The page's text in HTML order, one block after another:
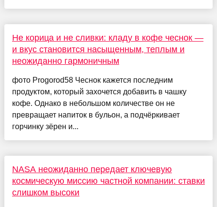
Не корица и не сливки: кладу в кофе чеснок —
и вкус становится насыщенным, теплым и
неожиданно гармоничным
фото Progorod58 Чеснок кажется последним
продуктом, который захочется добавить в чашку
кофе. Однако в небольшом количестве он не
превращает напиток в бульон, а подчёркивает
горчинку зёрен и...
NASA неожиданно передает ключевую
космическую миссию частной компании: ставки
слишком высоки